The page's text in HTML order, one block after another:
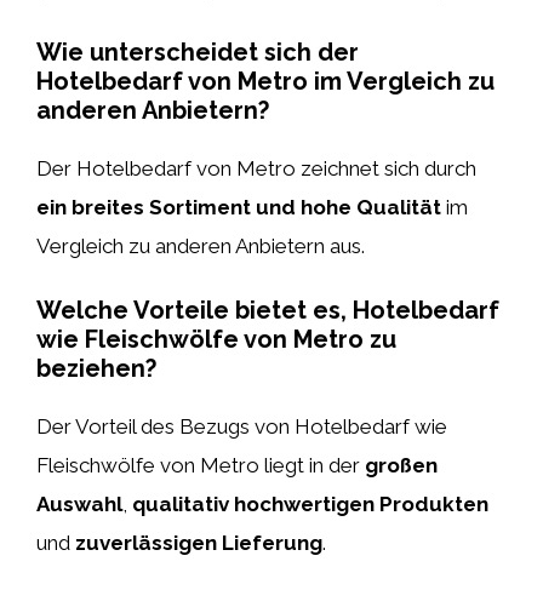
Wie unterscheidet sich der
Hotelbedarf von Metro im Vergleich zu
anderen Anbietern?
Der Hotelbedarf von Metro zeichnet sich durch
ein breites Sortiment und hohe Qualität im
Vergleich zu anderen Anbietern aus.
Welche Vorteile bietet es, Hotelbedarf
wie Fleischwölfe von Metro zu
beziehen?
Der Vorteil des Bezugs von Hotelbedarf wie
Fleischwölfe von Metro liegt in der großen
Auswahl, qualitativ hochwertigen Produkten
und zuverlässigen Lieferung.